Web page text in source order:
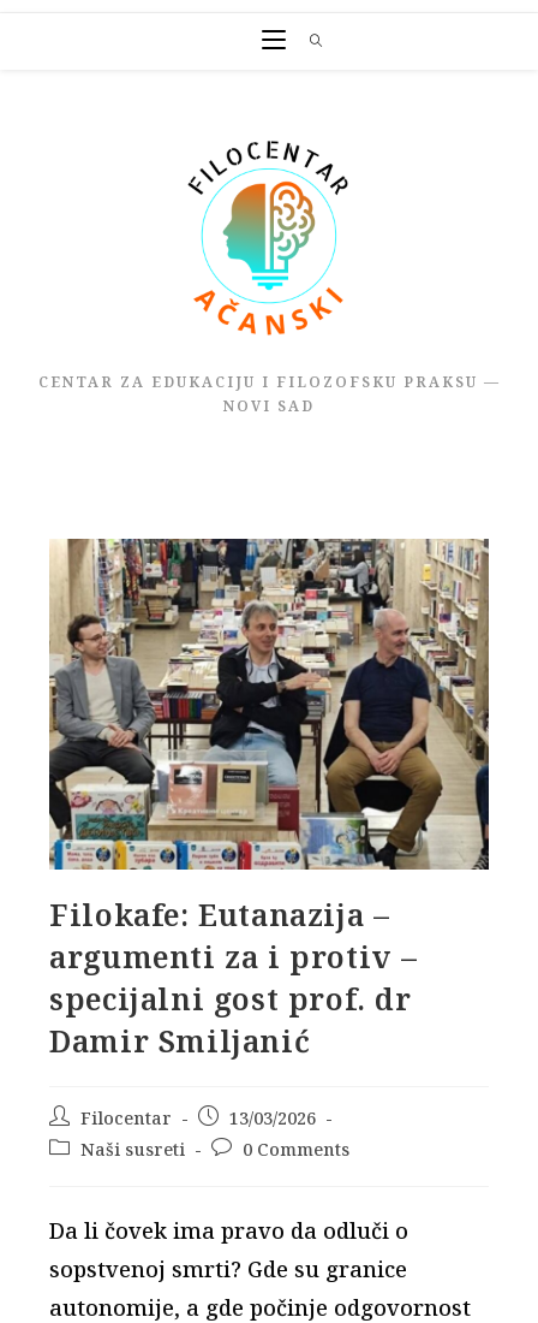
CENTAR ZA EDUKACIJU I FILOZOFSKU PRAKSU —
NOVI SAD
Filokafe: Eutanazija –
argumenti za i protiv –
specijalni gost prof. dr
Damir Smiljanić
Post
author:
Filocentar
Post
published:
13/03/2026
PostNaši susreti
Post0 Comments
Da li čovek ima pravo da odluči o
sopstvenoj smrti? Gde su granice
autonomije, a gde počinje odgovornost